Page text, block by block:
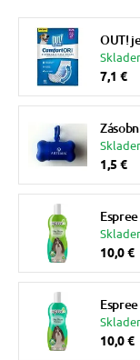
OUT!
7,1 €
1,5 €
10,0 €
10,0 €